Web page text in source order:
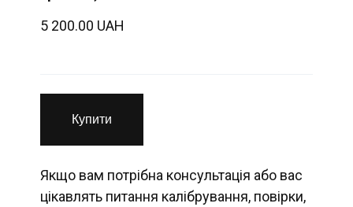
5 200.00 UAH
Купити
Якщо вам потрібна консультація або вас
цікавлять питання калібрування, повірки,